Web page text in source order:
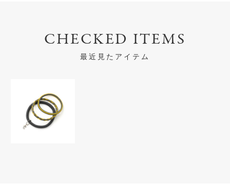
CHECKED ITEMS
最近見たアイテム